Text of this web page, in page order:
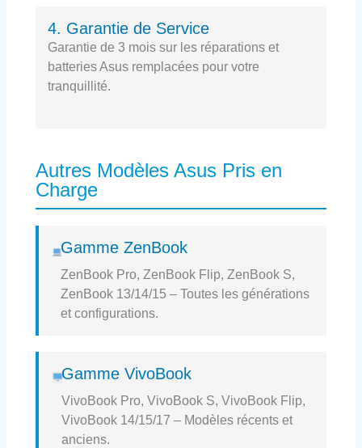
4. Garantie de Service
Garantie de 3 mois sur les réparations et
batteries Asus remplacées pour votre
tranquillité.
Autres Modèles Asus Pris en
Charge
Gamme ZenBook
ZenBook Pro, ZenBook Flip, ZenBook S,
ZenBook 13/14/15 – Toutes les générations
et configurations.
Gamme VivoBook
VivoBook Pro, VivoBook S, VivoBook Flip,
VivoBook 14/15/17 – Modèles récents et
anciens.